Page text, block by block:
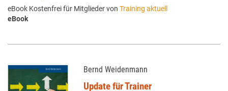
eBook Kostenfrei für Mitglieder von Training aktuell
eBook
Bernd Weidenmann
Update für Trainer